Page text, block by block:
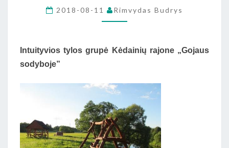
RAJONE
2018
RUGSĖJO
2018-08-11 Rimvydas Budrys
Intuityvios tylos grupė Kėdainių rajone „Gojaus
sodyboje”